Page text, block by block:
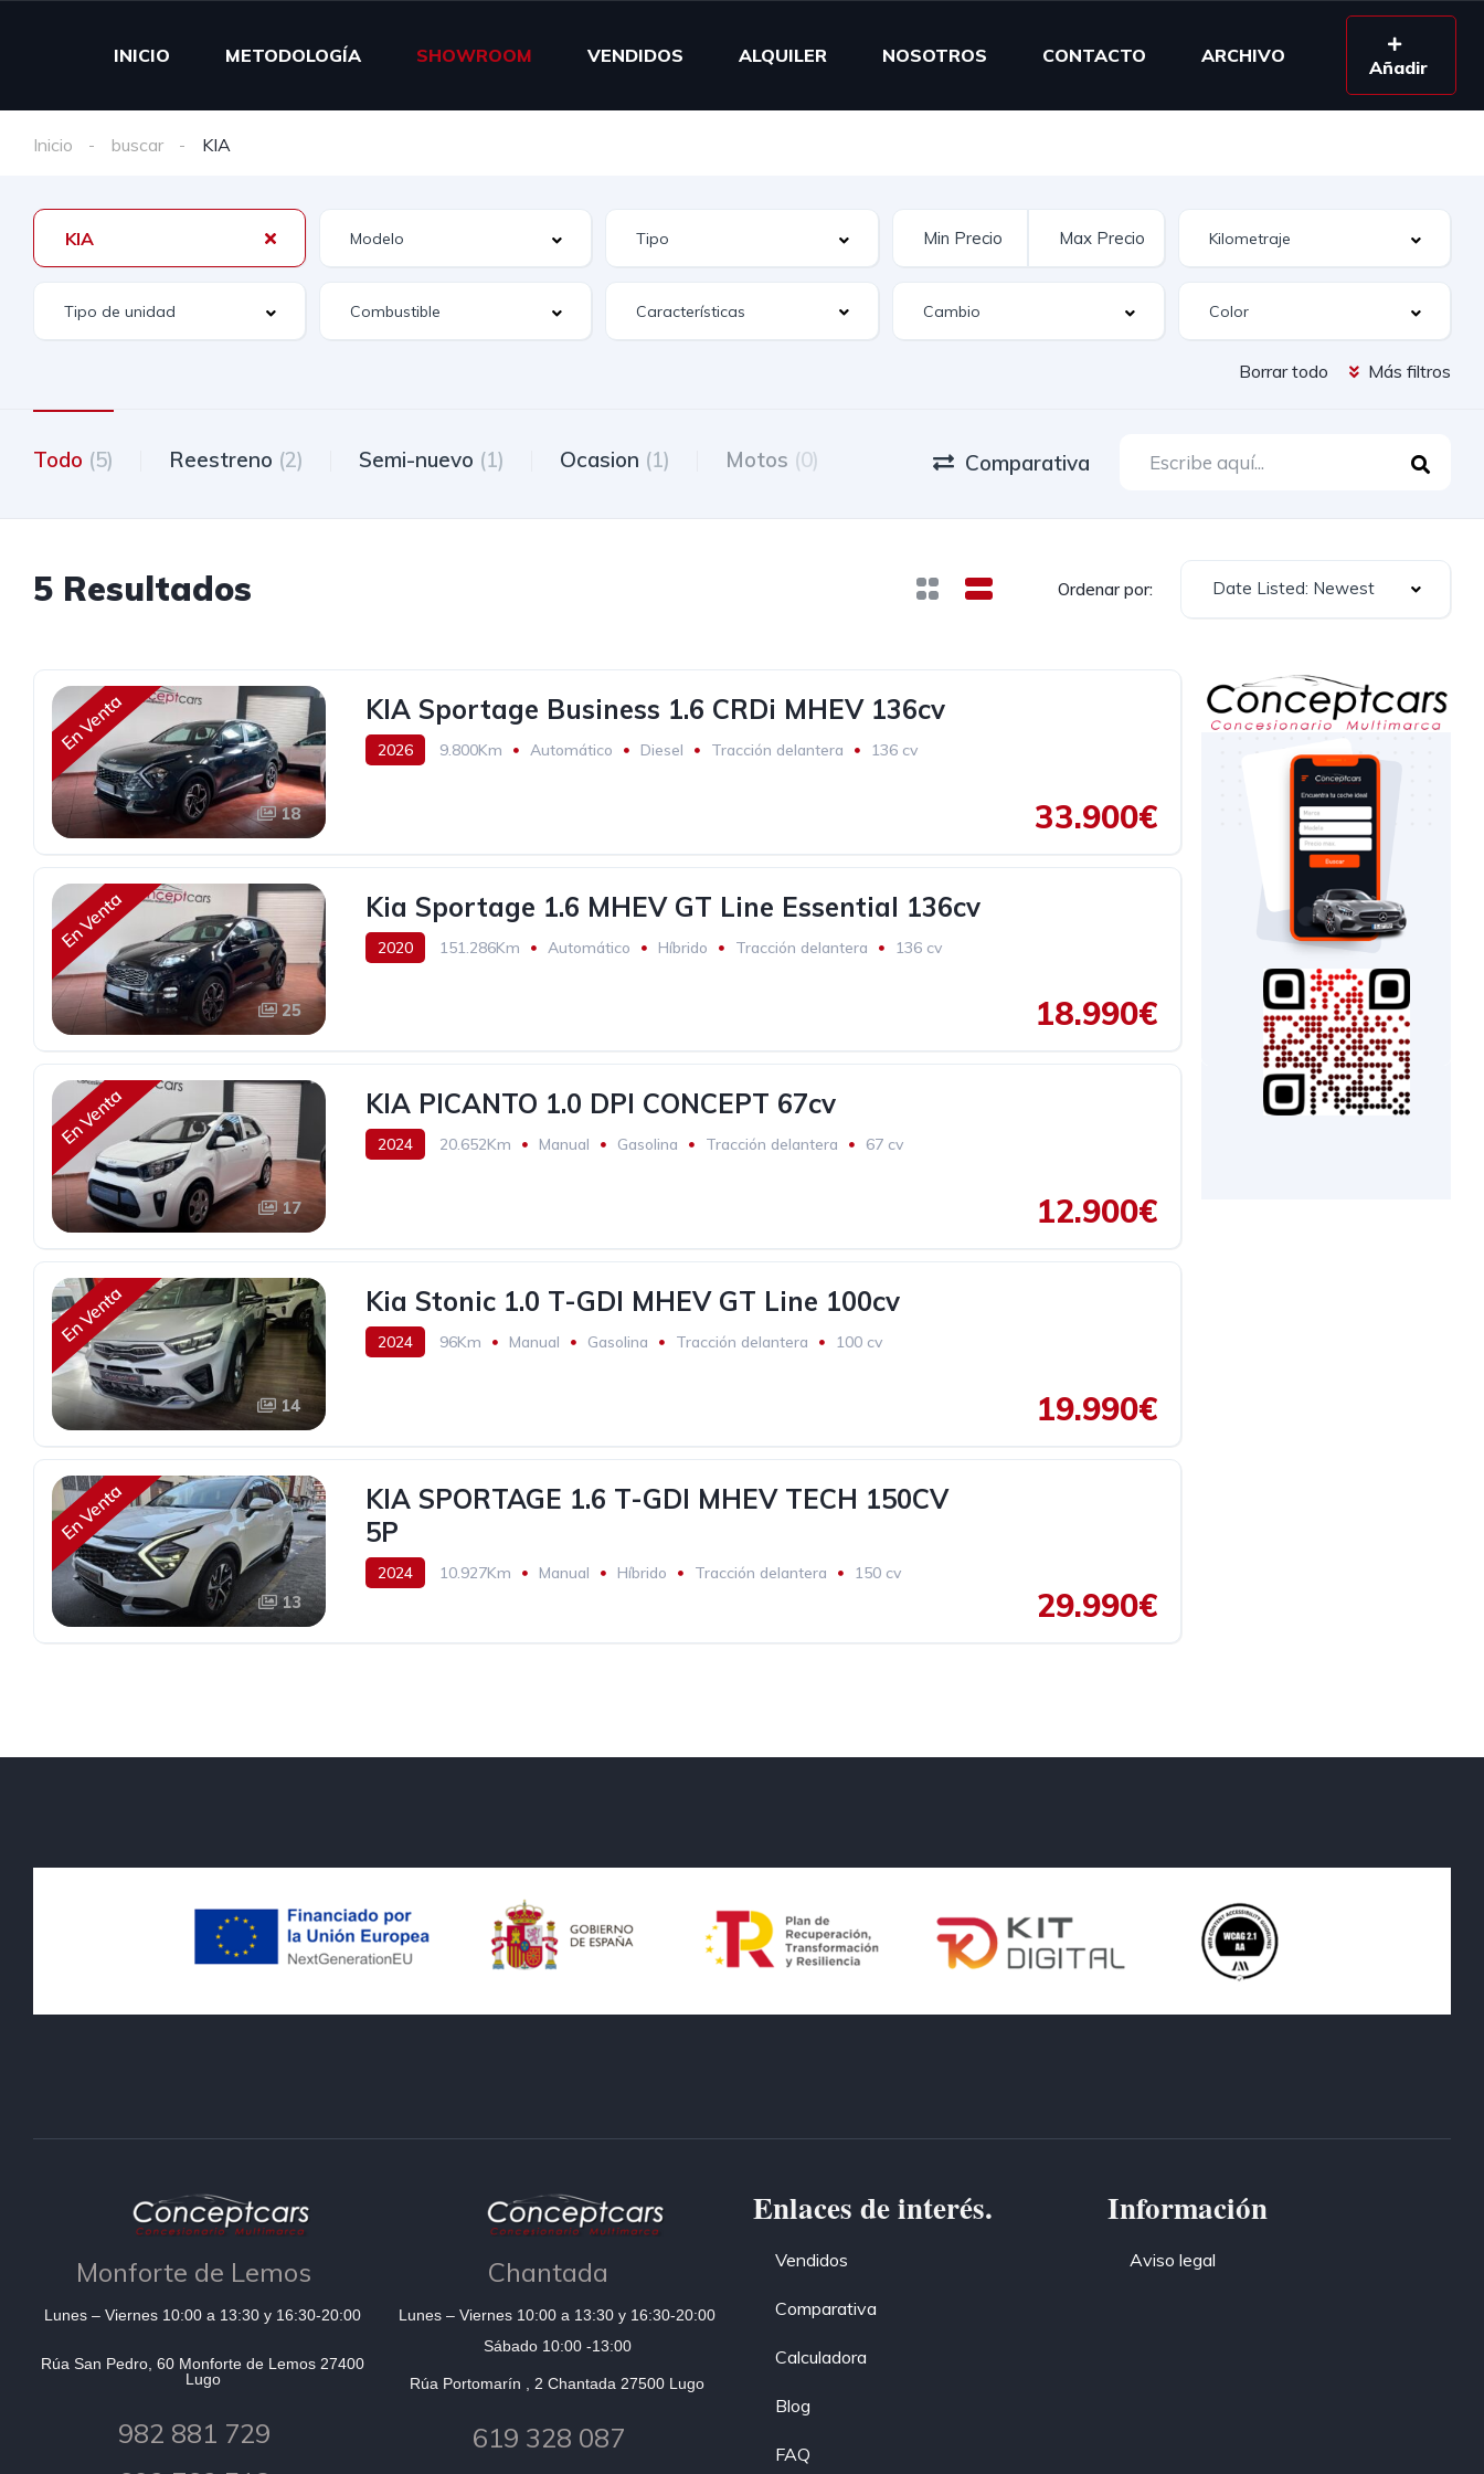
INICIO METODOLOGÍA SHOWROOM VENDIDOS ALQUILER NOSOTROS CONTACTO ARCHIVO
Añadir
Inicio buscar KIA
KIA
Características
Borrar todo Más filtros
Todo (5) Reestreno (2) Semi-nuevo (1) Ocasion (1) Motos (0) Comparativa
5 Resultados Ordenar por: Date Listed: Newest
En Venta
18
KIA Sportage Business 1.6 CRDi MHEV 136cv
2026 9.800Km Automático Diesel Tracción delantera
136 cv
33.900€
En Venta
25
Kia Sportage 1.6 MHEV GT Line Essential 136cv
2020 151.286Km Automático Híbrido Tracción delantera
136 cv
18.990€
En Venta
17
KIA PICANTO 1.0 DPI CONCEPT 67cv
2024 20.652Km Manual Gasolina Tracción delantera
67 cv
12.900€
En Venta
14
Kia Stonic 1.0 T-GDI MHEV GT Line 100cv
2024 96Km Manual Gasolina Tracción delantera
100 cv
19.990€
En Venta
13
KIA SPORTAGE 1.6 T-GDI MHEV TECH 150CV
5P
2024 10.927Km Manual Híbrido Tracción delantera
150 cv
29.990€
Monforte de Lemos
Lunes – Viernes 10:00 a 13:30 y 16:30-20:00
Rúa San Pedro, 60 Monforte de Lemos 27400
Lugo
982 881 729
Chantada
Lunes – Viernes 10:00 a 13:30 y 16:30-20:00
Sábado 10:00 -13:00
Rúa Portomarín , 2 Chantada 27500 Lugo
619 328 087
Enlaces de interés.
Vendidos
Comparativa
Calculadora
Blog
FAQ
Información
Aviso legal